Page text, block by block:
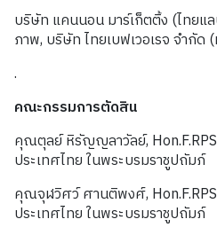
บริษัท แคนนอน มาร์เก็ตติ้ง (ไทยแ
ภาพ, บริษัท ไทยเบฟเวอเรจ จำกัด
.
คณะกรรมการตัดสิน
คุณตุลย์ หิรัญญลาวัลย์,
ประเทศไทย ในพระบรมราชูปถัมภ์
คุณจุฬวิศว์ ศานติพงศ์,
ประเทศไทย ในพระบรมราชูปถัมภ์